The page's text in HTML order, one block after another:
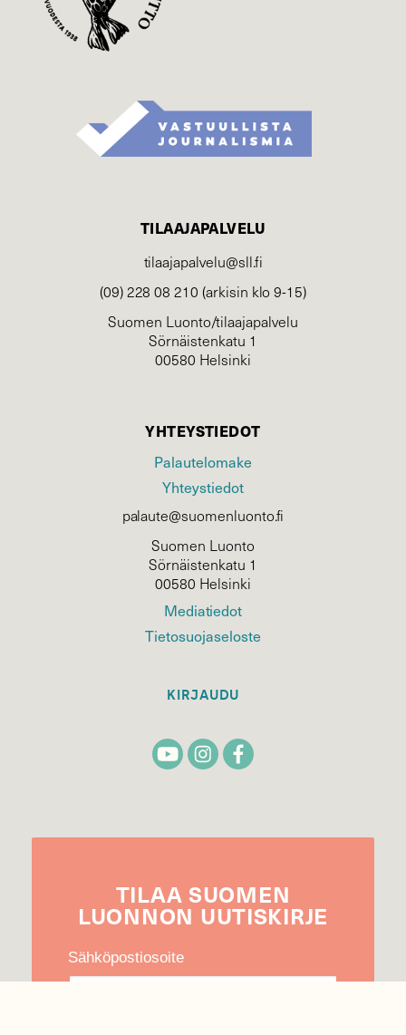
TILAAJAPALVELU
tilaajapalvelu@sll.fi
(09) 228 08 210 (arkisin klo 9-15)
Suomen Luonto/tilaajapalvelu
Sörnäistenkatu 1
00580 Helsinki
YHTEYSTIEDOT
Palautelomake
Yhteystiedot
palaute@suomenluonto.fi
Suomen Luonto
Sörnäistenkatu 1
00580 Helsinki
Mediatiedot
Tietosuojaseloste
KIRJAUDU
TILAA SUOMEN
LUONNON UUTIS­KIRJE
Sähköpostiosoite